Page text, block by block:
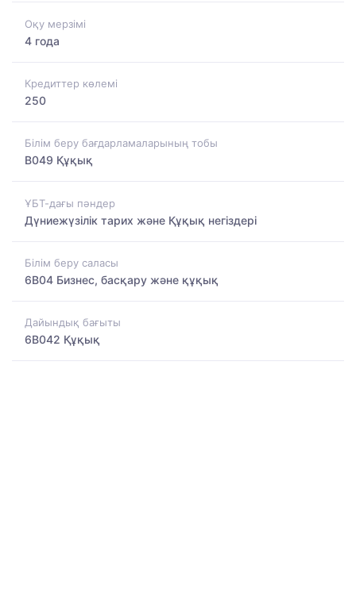
Оқу мерзімі
4 года
Кредиттер көлемі
250
Білім беру бағдарламаларының тобы
B049 Құқық
ҰБТ-дағы пәндер
Дүниежүзілік тарих және Құқық негіздері
Білім беру саласы
6B04 Бизнес, басқару және құқық
Дайындық бағыты
6B042 Құқық